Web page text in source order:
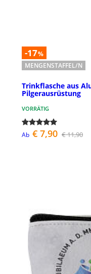
-17%
MENGENSTAFFEL/N
Trinkflasche aus
Pilgerausrüstung
VORRÄTIG
Ab € 7,90 € 11,90